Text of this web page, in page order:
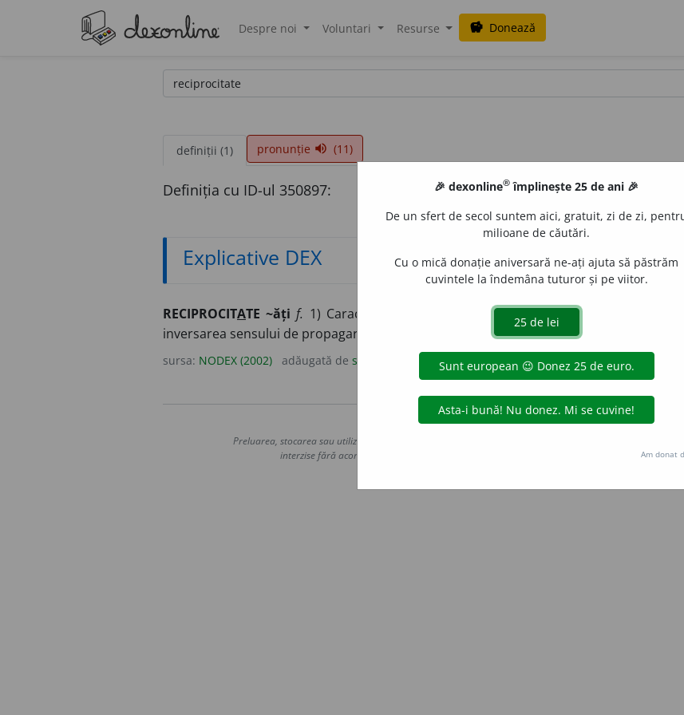
Despre noi Voluntari Resurse savings Donează
definiții (1) pronunție volume_up (11)
Definiția cu ID-ul 350897:
Explicative DEX
RECIPROCITATE ~ăți f. 1) Caracter reciproc. ~ în relații.2)fiz.Proprietate a
inversarea sensului de propagare a acestora. /<fr.
réciprocité
sursa: NODEX (2002) adăugată de siveco
Copyright © 2004-2026 dexonline (https://dexonline.ro)
Preluarea, stocarea sau utilizarea datelor de pe acest site, inclusiv prin orice metode de extragere
interzise fără acordul nostru prealabil scris, cu excepția seturilor de date oferite oficial spre
🎉 dexonline® împlinește 25 de ani 🎉
De un sfert de secol suntem aici, gratuit, zi de zi,
milioane de căutări.
Cu o mică donație aniversară ne-ați ajuta să păstrăm
cuvintele la îndemâna tuturor și pe viitor.
Am donat